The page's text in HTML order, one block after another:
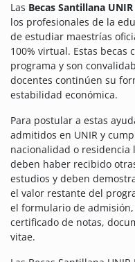
Las Becas Santillana
los profesionales de la
de estudiar maestrías
100% virtual. Estas becas
programa y son
docentes continúen su
estabilidad económica.
Para postular a estas
admitidos en UNIR y
nacionalidad o residencia
deben haber recibido
estudios y deben
el valor restante del
el formulario de
certificado de notas,
vitae.